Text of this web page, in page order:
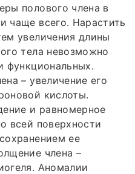
полового члена в
чаще всего. Нарастить
увеличения длины
тела невозможно
функциональных.
– увеличение его
кислоты.
и равномерное
всей поверхности
ее
члена –
Аномалии